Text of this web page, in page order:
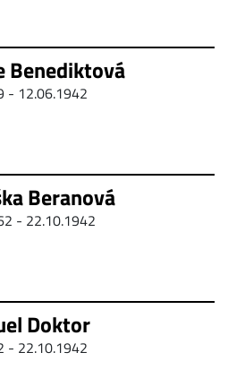
Benediktová
- 12.06.1942
Beranová
- 22.10.1942
Doktor
- 22.10.1942